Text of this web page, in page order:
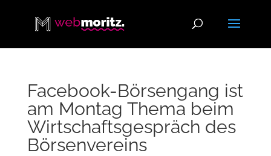
Facebook-Börsengang ist
am Montag Thema beim
Wirtschaftsgespräch des
Börsenvereins